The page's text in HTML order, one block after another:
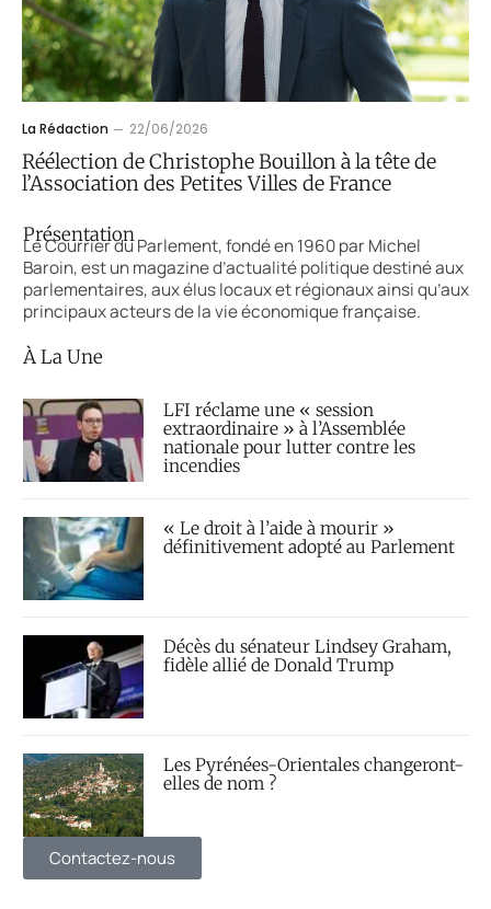
La Rédaction 22/06/2026
Réélection de Christophe Bouillon à la tête de
l’Association des Petites Villes de France
Présentation
Le Courrier du Parlement, fondé en 1960 par Michel
Baroin, est un magazine d’actualité politique destiné aux
parlementaires, aux élus locaux et régionaux ainsi qu’aux
principaux acteurs de la vie économique française.
À La Une
LFI réclame une « session
extraordinaire » à l’Assemblée
nationale pour lutter contre les
incendies
« Le droit à l’aide à mourir »
définitivement adopté au Parlement
Décès du sénateur Lindsey Graham,
fidèle allié de Donald Trump
Les Pyrénées-Orientales changeront-
elles de nom ?
Contactez-nous